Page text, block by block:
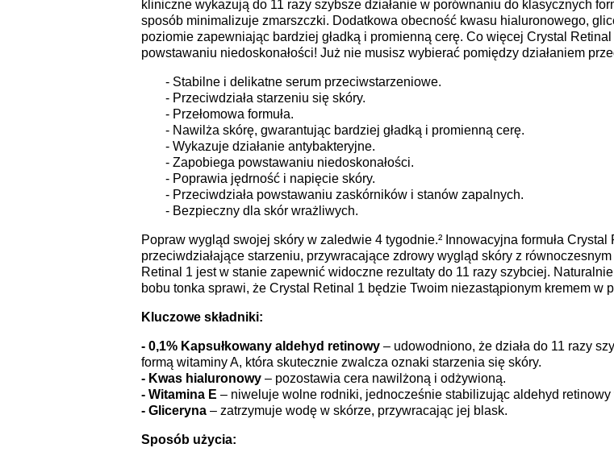
kliniczne wykazują do 11 razy szybsze działanie w porównaniu do klasycznych
sposób minimalizuje zmarszczki. Dodatkowa obecność kwasu hialuronowego,
poziomie zapewniając bardziej gładką i promienną cerę. Co więcej Crystal
powstawaniu niedoskonałości! Już nie musisz wybierać pomiędzy działaniem
- Stabilne i delikatne serum przeciwstarzeniowe.
- Przeciwdziała starzeniu się skóry.
- Przełomowa formuła.
- Nawilża skórę, gwarantując bardziej gładką i promienną cerę.
- Wykazuje działanie antybakteryjne.
- Zapobiega powstawaniu niedoskonałości.
- Poprawia jędrność i napięcie skóry.
- Przeciwdziała powstawaniu zaskórników i stanów zapalnych.
- Bezpieczny dla skór wrażliwych.
Popraw wygląd swojej skóry w zaledwie 4 tygodnie.² Innowacyjna formuła
przeciwdziałające starzeniu, przywracające zdrowy wygląd skóry z
Retinal 1 jest w stanie zapewnić widoczne rezultaty do 11 razy szybciej.
bobu tonka sprawi, że Crystal Retinal 1 będzie Twoim niezastąpionym kremem w
Kluczowe składniki:
- 0,1% Kapsułkowany aldehyd retinowy– udowodniono, że działa do 11 razy
formą witaminy A, która skutecznie zwalcza oznaki starzenia się skóry.
- Kwas hialuronowy– pozostawia cera nawilżoną i odżywioną.
- Witamina E – niweluje wolne rodniki, jednocześnie stabilizując aldehyd
- Gliceryna– zatrzymuje wodę w skórze, przywracając jej blask.
Sposób użycia: